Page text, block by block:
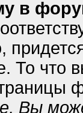
в
То что
Вы